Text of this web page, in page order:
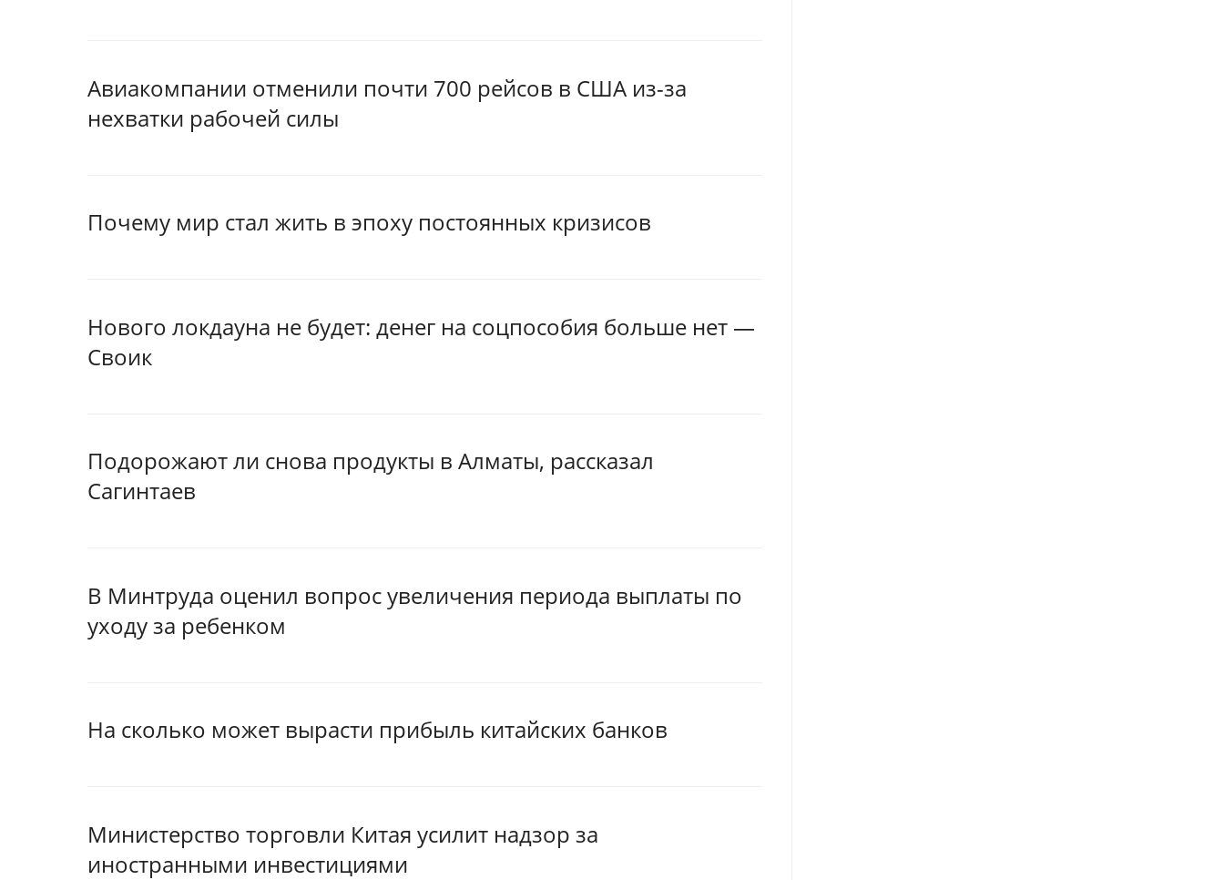
Авиакомпании отменили почти 700 рейсов в США из-за
нехватки рабочей силы
Почему мир стал жить в эпоху постоянных кризисов
Нового локдауна не будет: денег на соцпособия больше нет —
Своик
Подорожают ли снова продукты в Алматы, рассказал
Сагинтаев
В Минтруда оценил вопрос увеличения периода выплаты по
уходу за ребенком
На сколько может вырасти прибыль китайских банков
Министерство торговли Китая усилит надзор за
иностранными инвестициями